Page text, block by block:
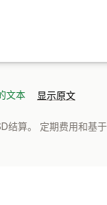
文本 显示原文
结算。 定期费用和基